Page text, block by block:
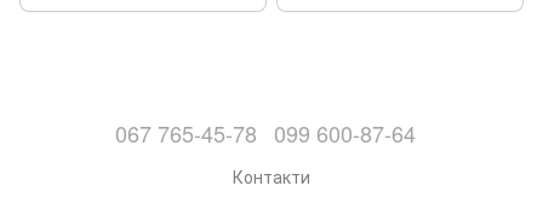
067 765-45-78 099 600-87-64
Контакти